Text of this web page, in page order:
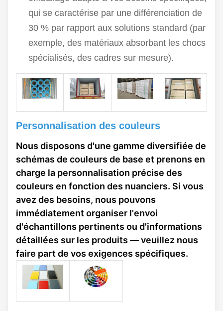
qui se caractérise par une différenciation de
30 % par rapport aux solutions standard (par
exemple, des matériaux absorbant les chocs
spécialisés, des cadres sur mesure).
Personnalisation des couleurs
Nous disposons d'une gamme diversifiée de
schémas de couleurs de base et prenons en
charge la personnalisation précise des
couleurs en fonction des nuanciers. Si vous
avez des besoins, nous pouvons
immédiatement organiser l'envoi
d'échantillons pertinents ou d'informations
détaillées sur les produits — veuillez nous
faire part de vos exigences spécifiques.